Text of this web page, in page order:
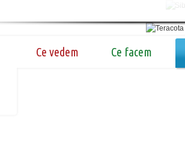
Ce vedem Ce facem